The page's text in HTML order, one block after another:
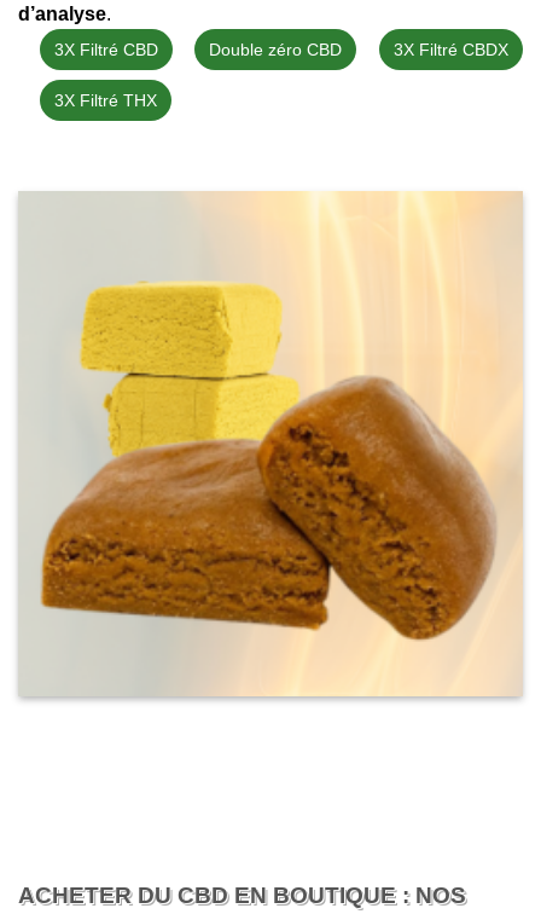
d’analyse.
3X Filtré CBD Double zéro CBD 3X Filtré CBDX
3X Filtré THX
ACHETER DU CBD EN BOUTIQUE : NOS